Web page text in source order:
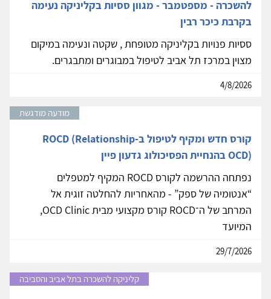
להשכרה - מספטמבר - מגוון ססיות בקליניקה נעימה
בקרבת כיכר רבין
ססיות פנויות בקליניקה מטופחת , שקטה ונעימה במיקום
מצוין במרכז תל אביב לטיפול במבוגרים ומתבגרים.
4/8/2026
מודעה מודגשת
קורס חדש ומקיף לטיפול ב-ROCD (Relationship
OCD) בהנחיית הפסיכולוג גדעון פיין
נפתחה ההרשמה לקורס ROCD המקיף למטפלים
“אנטומיה של ספק” - מהאחריות להחלטה זוגית אל
המרחב של ה־ROCD קורס מקצועי מבית OCD Clinic,
המיועד
29/7/2026
קליניקה להשכרה בתל אביב והסביבה